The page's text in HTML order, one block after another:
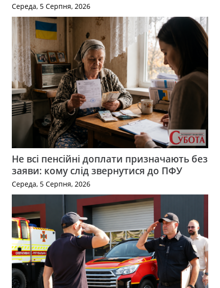
Середа, 5 Серпня, 2026
Не всі пенсійні доплати призначають без
заяви: кому слід звернутися до ПФУ
Середа, 5 Серпня, 2026